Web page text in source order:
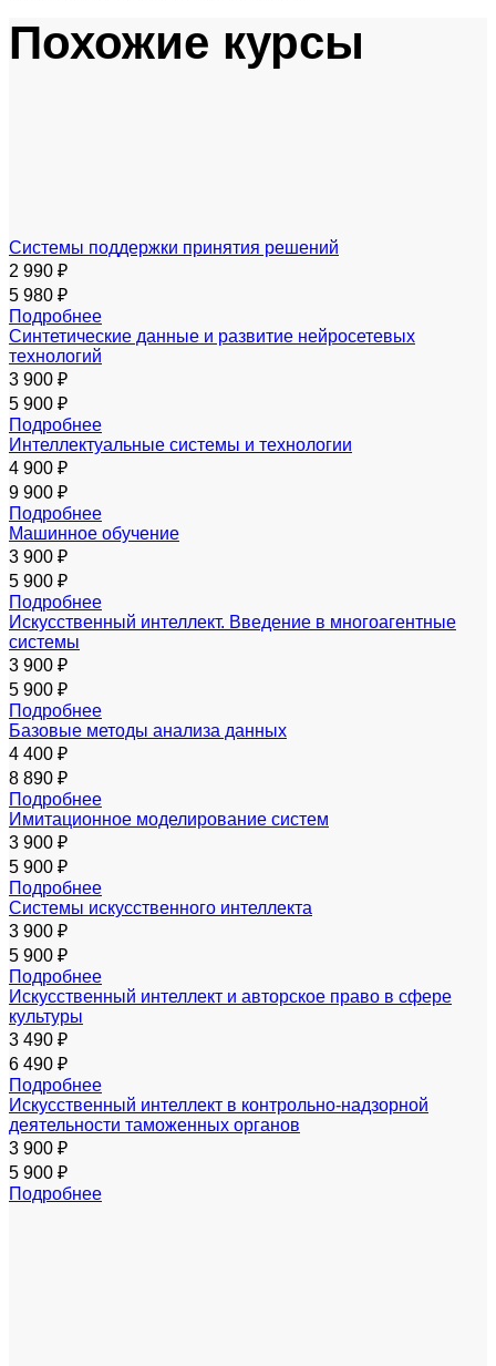
Похожие курсы
Системы поддержки принятия решений
2 990 ₽
5 980 ₽
Подробнее
Синтетические данные и развитие нейросетевых
технологий
3 900 ₽
5 900 ₽
Подробнее
Интеллектуальные системы и технологии
4 900 ₽
9 900 ₽
Подробнее
Машинное обучение
3 900 ₽
5 900 ₽
Подробнее
Искусственный интеллект. Введение в многоагентные
системы
3 900 ₽
5 900 ₽
Подробнее
Базовые методы анализа данных
4 400 ₽
8 890 ₽
Подробнее
Имитационное моделирование систем
3 900 ₽
5 900 ₽
Подробнее
Системы искусственного интеллекта
3 900 ₽
5 900 ₽
Подробнее
Искусственный интеллект и авторское право в сфере
культуры
3 490 ₽
6 490 ₽
Подробнее
Искусственный интеллект в контрольно-надзорной
деятельности таможенных органов
3 900 ₽
5 900 ₽
Подробнее